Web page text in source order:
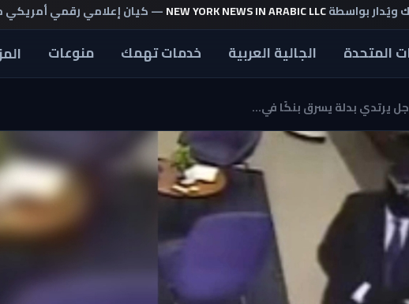
ويُدار بواسطةNEW YORK NEWS IN ARABIC LLC— كيان إعلامي رقمي
المتحدة الجالية العربية خدمات تهمك منوعات
يرتدي بدلة يسرق بنكًا في...